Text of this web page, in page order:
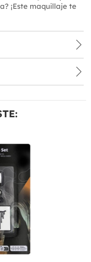
¡Este maquillaje te